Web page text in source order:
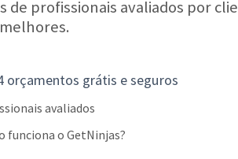
de profissionais avaliados por
orçamentos grátis e seguros
avaliados
funciona o GetNinjas?